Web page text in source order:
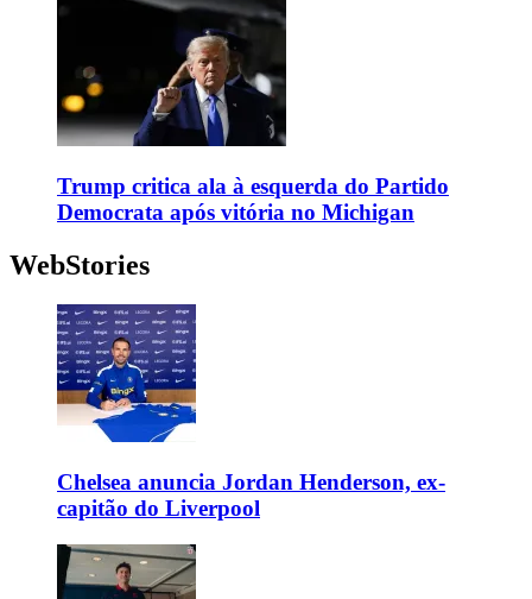
Trump critica ala à esquerda do Partido
Democrata após vitória no Michigan
WebStories
Chelsea anuncia Jordan Henderson, ex-
capitão do Liverpool